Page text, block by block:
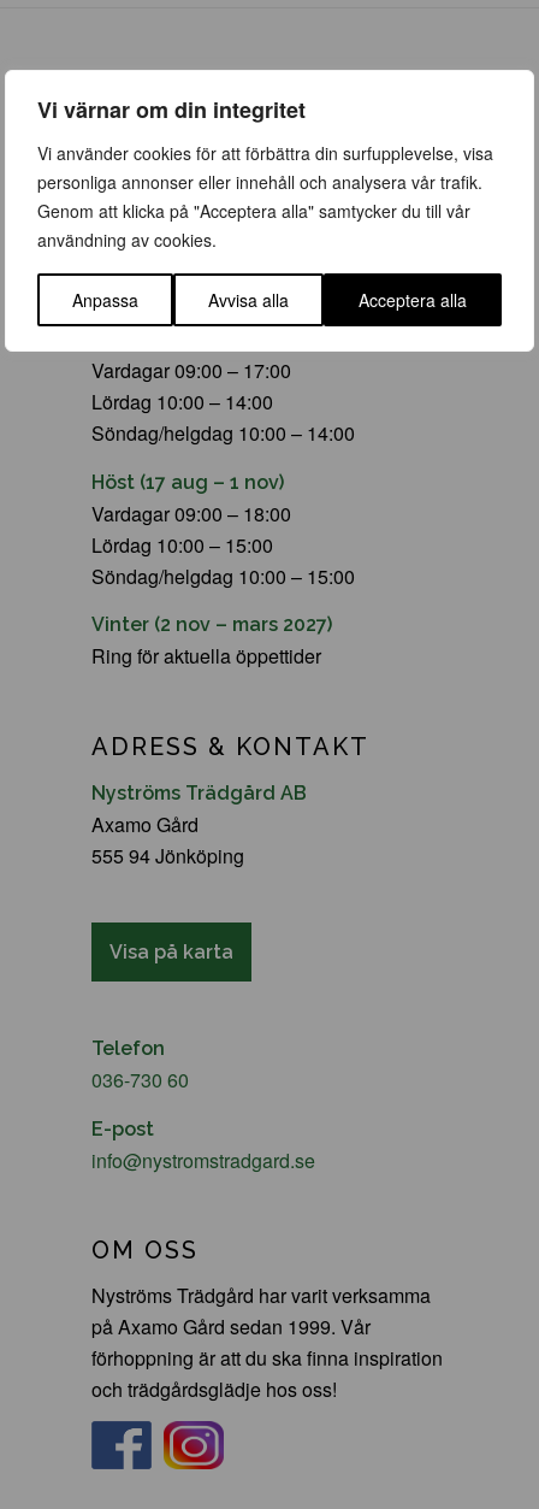
Vi värnar om din integritet
Vi använder cookies för att förbättra din surfupplevelse, visa
personliga annonser eller innehåll och analysera vår trafik.
Genom att klicka på "Acceptera alla" samtycker du till vår
användning av cookies.
Anpassa Avvisa alla Acceptera alla
ÖPPETTIDER
Vår (23 mars – 28 juni)
Vardagar 09:00 – 19:00
Lördag 10:00 – 16:00
Söndag/helgdag 10:00 – 16:00
Vardagar 09:00 – 17:00
Lördag 10:00 – 14:00
Söndag/helgdag 10:00 – 14:00
Höst (17 aug – 1 nov)
Vardagar 09:00 – 18:00
Lördag 10:00 – 15:00
Söndag/helgdag 10:00 – 15:00
Vinter (2 nov – mars 2027)
Ring för aktuella öppettider
ADRESS & KONTAKT
Nyströms Trädgård AB
Axamo Gård
555 94 Jönköping
Visa på karta
Telefon
036-730 60
E-post
info@nystromstradgard.se
OM OSS
Nyströms Trädgård har varit verksamma
på Axamo Gård sedan 1999. Vår
förhoppning är att du ska finna inspiration
och trädgårdsglädje hos oss!